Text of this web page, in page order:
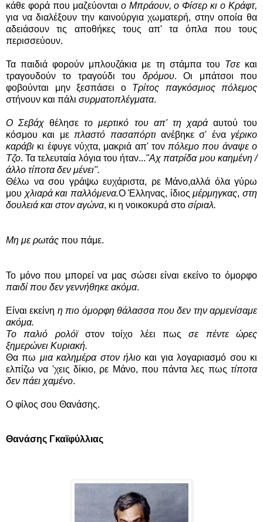
κάθε φορά που μαζεύονται ο Μπράουν, ο Φίσερ κι ο Κράφτ,
για να διαλέξουν την καινούργια χωματερή, στην οποία θα
αδειάσουν τις αποθήκες τους απ' τα όπλα που τους
περισσεύουν.
Τα παιδιά φορούν μπλουζάκια με τη στάμπα του Τσεκαι
τραγουδούν το τραγούδι του δρόμου. Οι μπάτσοι που
φοβούνται μην ξεσπάσει ο Τρίτος παγκόσμιος πόλεμος
στήνουν και πάλι συρματοπλέγματα.
Ο Σεβάχθέλησετο μερτικό του απ' τη χαράαυτού του
κόσμου και με πλαστό πασαπόρτιανέβηκε σ' ένα γέρικο
καράβι κι έφυγε νύχτα, μακριά απ' τον πόλεμο που άναψε ο
Τζο. Τα τελευταία λόγια του ήταν..."Αχ πατρίδα μου καημένη /
άλλο τίποτα δεν μένει".
Θέλω να σου γράψω ευχάριστα, ρε Μάνο,αλλά όλα γύρω
μου χλιαρά και παλλόμενα.Ο Έλληνας, ίδιοςμέρμηγκας,στη
δουλειά και στον αγώνα, κι η νοικοκυρά στο σίριαλ.
Μη με ρωτάς που πάμε.
Το μόνο που μπορεί να μας σώσει είναι εκείνο το όμορφο
παιδί που δεν γεννήθηκε ακόμα.
Είναι εκείνη η πιο όμορφη θάλασσα που δεν την αρμενίσαμε
ακόμα.
Το παλιό ρολόϊστον τοίχο λέει πωςσε πέντε ώρες
ξημερώνει Κυριακή.
Θα πω μια καλημέρα στον ήλιο και για λογαριασμό σου κι
ελπίζω να 'χεις δίκιο, ρε Μάνο, που πάντα λες πως τίποτα
δεν πάει χαμένο.
Ο φίλος σου Θανάσης.
Θανάσης Γκαϊφύλλιας